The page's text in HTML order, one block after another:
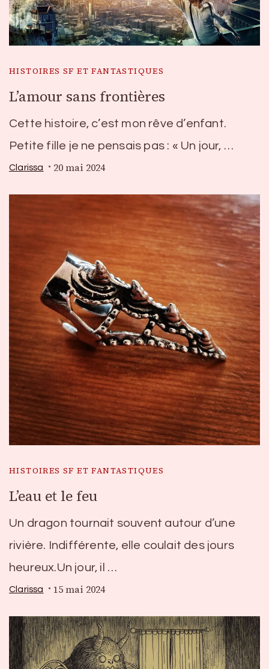
HISTOIRES SF ET FANTASTIQUES
L’amour sans frontières
Cette histoire, c’est mon rêve d’enfant.
Petite fille je ne pensais pas : « Un jour, …
Clarissa 20 mai 2024
HISTOIRES SF ET FANTASTIQUES
L’eau et le feu
Un dragon tournait souvent autour d’une
rivière. Indifférente, elle coulait des jours
heureux.Un jour, il …
Clarissa 15 mai 2024